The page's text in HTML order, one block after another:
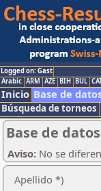
Logged on: Gast
Arabic ARM AZE BIH BUL
Inicio Base de
Búsqueda de torneos
Base de
Aviso: No se
Apellido *)